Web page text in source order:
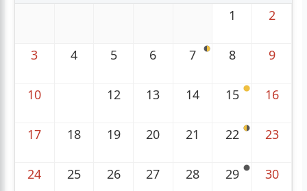
1 2
3 4 5 6 7 8 9
10 12 13 14 15 16
17 18 19 20 21 22 23
24 25 26 27 28 29 30